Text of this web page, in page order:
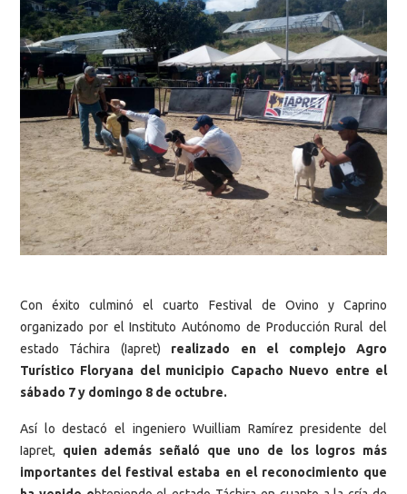
Con éxito culminó el cuarto Festival de Ovino y Caprino
organizado por el Instituto Autónomo de Producción Rural del
estado Táchira (Iapret) realizado en el complejo Agro
Turístico Floryana del municipio Capacho Nuevo entre el
sábado 7 y domingo 8 de octubre.
Así lo destacó el ingeniero Wuilliam Ramírez presidente del
Iapret, quien además señaló que uno de los logros más
importantes del festival estaba en el reconocimiento que